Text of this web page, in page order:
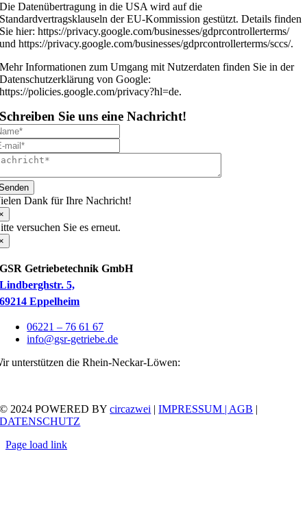
Die Datenübertragung in die USA wird auf die
Standardvertragsklauseln der EU-Kommission gestützt. Details finden
Sie hier: https://privacy.google.com/businesses/gdprcontrollerterms/
und https://privacy.google.com/businesses/gdprcontrollerterms/sccs/.
Mehr Informationen zum Umgang mit Nutzerdaten finden Sie in der
Datenschutzerklärung von Google:
https://policies.google.com/privacy?hl=de.
Schreiben Sie uns eine Nachricht!
Dank für Ihre Nachricht!
versuchen Sie es erneut.
GSR Getriebetechnik GmbH
Lindberghstr. 5,
69214 Eppelheim
06221 – 76 61 67
info@gsr-getriebe.de
unterstützen die Rhein-Neckar-Löwen:
© 2024 POWERED BYcircazwei |IMPRESSUM | AGB |
DATENSCHUTZ
Page load link